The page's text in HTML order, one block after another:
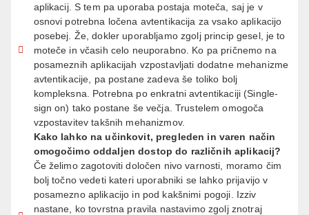
aplikacij. S tem pa uporaba postaja moteča, saj je v
osnovi potrebna ločena avtentikacija za vsako aplikacijo
posebej. Že, dokler uporabljamo zgolj princip gesel, je to
moteče in včasih celo neuporabno. Ko pa pričnemo na
posameznih aplikacijah vzpostavljati dodatne mehanizme
avtentikacije, pa postane zadeva še toliko bolj
kompleksna. Potrebna po enkratni avtentikaciji (Single-
sign on) tako postane še večja. Trustelem omogoča
vzpostavitev takšnih mehanizmov.
Kako lahko na učinkovit, pregleden in varen način
omogočimo oddaljen dostop do različnih aplikacij?
Če želimo zagotoviti določen nivo varnosti, moramo čim
bolj točno vedeti kateri uporabniki se lahko prijavijo v
posamezno aplikacijo in pod kakšnimi pogoji. Izziv
nastane, ko tovrstna pravila nastavimo zgolj znotraj